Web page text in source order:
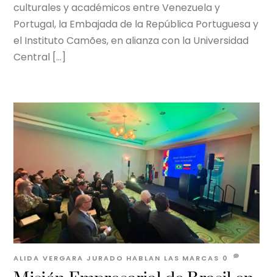
culturales y académicos entre Venezuela y
Portugal, la Embajada de la República Portuguesa y
el Instituto Camões, en alianza con la Universidad
Central […]
ALIDA VERGARA JURADO HABLAN LAS MARCAS 0